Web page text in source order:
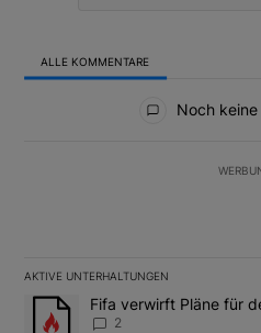
ALLE KOMMENTARE
Noch
AKTIVE UNTERHALTUNGEN
Das Folgende ist eine Liste der
Ein Trendartikel mit dem Titel
Fifa verwirft Pläne für
2